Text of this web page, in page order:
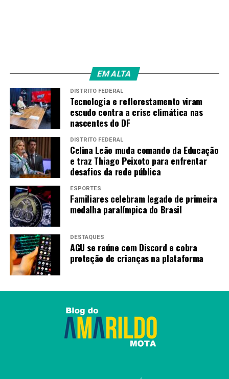
EM ALTA
DISTRITO FEDERAL
Tecnologia e reflorestamento viram
escudo contra a crise climática nas
nascentes do DF
DISTRITO FEDERAL
Celina Leão muda comando da Educação
e traz Thiago Peixoto para enfrentar
desafios da rede pública
ESPORTES
Familiares celebram legado de primeira
medalha paralímpica do Brasil
DESTAQUES
AGU se reúne com Discord e cobra
proteção de crianças na plataforma